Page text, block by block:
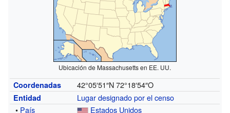
Ubicación de Massachusetts en EE. UU.
Coordenadas 42°05′51″N 72°18′54″O
Entidad
Lugar designado por el censo
• País
Estados Unidos